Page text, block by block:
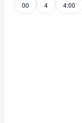
00 4 4:00